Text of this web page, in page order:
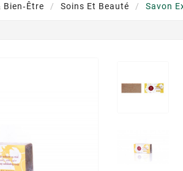
Bien‑être Soins Et Beauté Savon